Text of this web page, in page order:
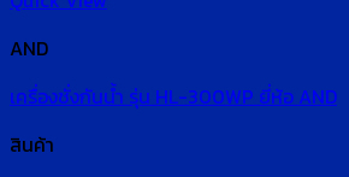
AND
เครื่องชั่งกันน้ำ รุ่น HL-300WP ยี่ห้อ AND
สินค้า